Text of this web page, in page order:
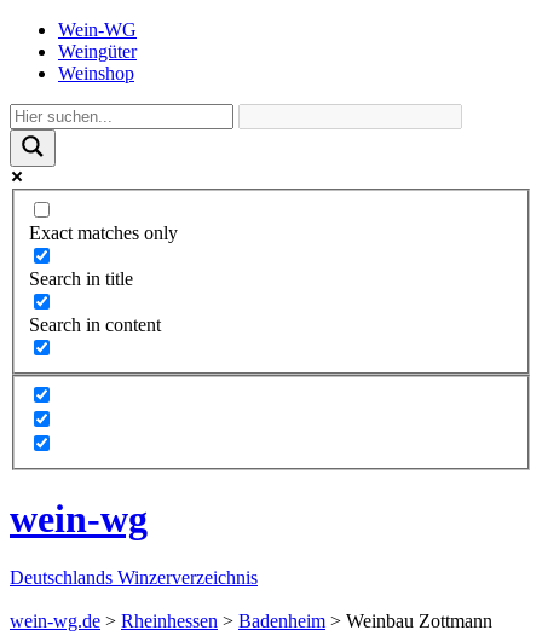
Wein-WG
Weingüter
Weinshop
Exact matches only
Search in title
Search in content
wein-wg
Deutschlands Winzerverzeichnis
wein-wg.de > Rheinhessen > Badenheim > Weinbau Zottmann